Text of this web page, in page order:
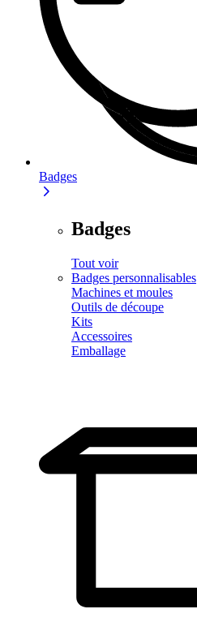
Badges
Badges
Tout voir
Badges personnalisables
Machines et moules
Outils de découpe
Kits
Accessoires
Emballage